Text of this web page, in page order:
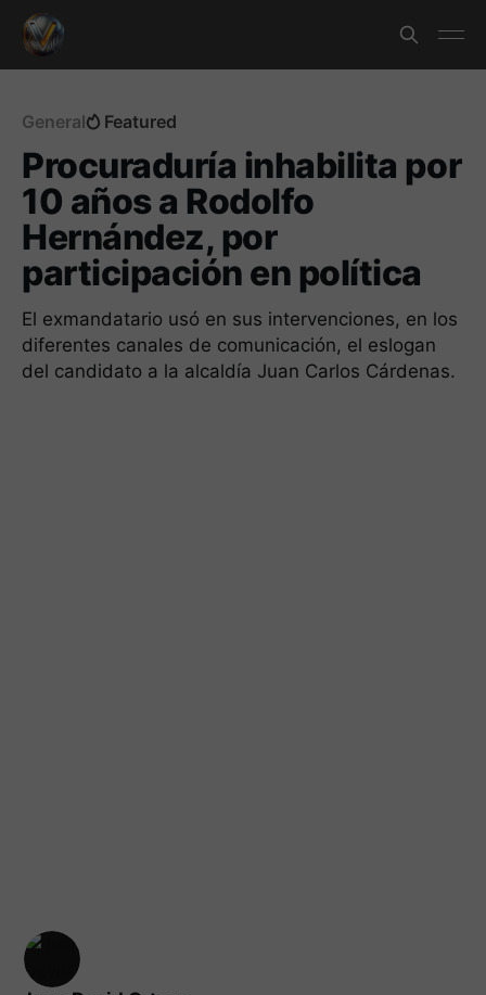
General Featured
Procuraduría inhabilita por
10 años a Rodolfo
Hernández, por
participación en política
El exmandatario usó en sus intervenciones, en los
diferentes canales de comunicación, el eslogan
del candidato a la alcaldía Juan Carlos Cárdenas.